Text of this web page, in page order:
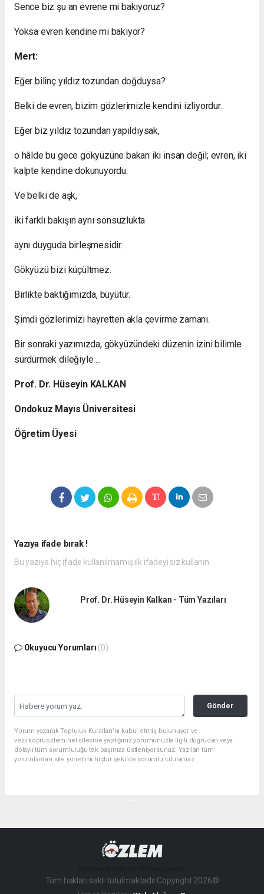
Sence biz şu an evrene mi bakıyoruz?
Yoksa evren kendine mi bakıyor?
Mert:
Eğer bilinç yıldız tozundan doğduysa?
Belki de evren, bizim gözlerimizle kendini izliyordur.
Eğer biz yıldız tozundan yapıldıysak,
o hâlde bu gece gökyüzüne bakan iki insan değil; evren, iki
kalpte kendine dokunuyordu.
Ve belki de aşk,
iki farklı bakışın aynı sonsuzlukta
aynı duyguda birleşmesidir.
Gökyüzü bizi küçültmez.
Birlikte baktığımızda, büyütür.
Şimdi gözlerimizi hayretten akla çevirme zamanı.
Bir sonraki yazımızda, gökyüzündeki düzenin izini bilimle
sürdürmek dileğiyle ...
Prof. Dr. Hüseyin KALKAN
Ondokuz Mayıs Üniversitesi
Öğretim Üyesi
Yazıya ifade bırak !
Bu yazıya hiç ifade kullanılmamış ilk ifadeyi siz kullanın.
Prof. Dr. Hüseyin Kalkan - Tüm Yazıları
Okuyucu Yorumları (0)
Gönder
Yorum yazarak Topluluk Kuralları’nı kabul etmiş bulunuyor ve
vezirkopruozlem.net sitesine yaptığınız yorumunuzla ilgili doğrudan veya
dolaylı tüm sorumluluğu tek başınıza üstleniyorsunuz. Yazılan tüm
yorumlardan site yönetimi hiçbir şekilde sorumlu tutulamaz.
Tüm hakları saklı tutulmaktadır.Copyright 2026©